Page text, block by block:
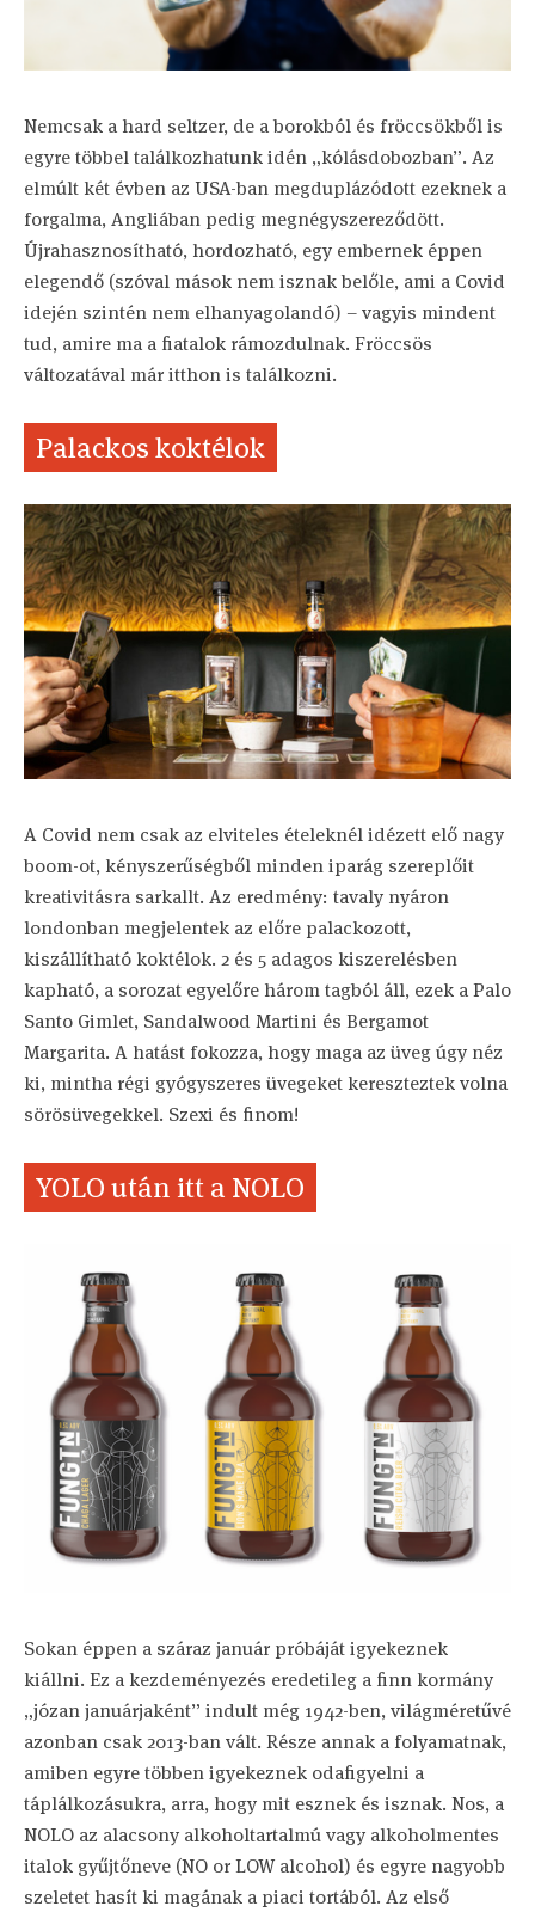
Nemcsak a hard seltzer, de a borokból és fröccsökből is
egyre többel találkozhatunk idén „kólásdobozban”. Az
elmúlt két évben az USA-ban megduplázódott ezeknek a
forgalma, Angliában pedig megnégyszereződött.
Újrahasznosítható, hordozható, egy embernek éppen
elegendő (szóval mások nem isznak belőle, ami a Covid
idején szintén nem elhanyagolandó) – vagyis mindent
tud, amire ma a fiatalok rámozdulnak. Fröccsös
változatával már itthon is találkozni.
Palackos koktélok
A Covid nem csak az elviteles ételeknél idézett elő nagy
boom-ot, kényszerűségből minden iparág szereplőit
kreativitásra sarkallt. Az eredmény: tavaly nyáron
londonban megjelentek az előre palackozott,
kiszállítható koktélok. 2 és 5 adagos kiszerelésben
kapható, a sorozat egyelőre három tagból áll, ezek a Palo
Santo Gimlet, Sandalwood Martini és Bergamot
Margarita. A hatást fokozza, hogy maga az üveg úgy néz
ki, mintha régi gyógyszeres üvegeket kereszteztek volna
sörösüvegekkel. Szexi és finom!
YOLO után itt a NOLO
Sokan éppen a száraz január próbáját igyekeznek
kiállni. Ez a kezdeményezés eredetileg a finn kormány
„józan januárjaként” indult még 1942-ben, világméretűvé
azonban csak 2013-ban vált. Része annak a folyamatnak,
amiben egyre többen igyekeznek odafigyelni a
táplálkozásukra, arra, hogy mit esznek és isznak. Nos, a
NOLO az alacsony alkoholtartalmú vagy alkoholmentes
italok gyűjtőneve (NO or LOW alcohol) és egyre nagyobb
szeletet hasít ki magának a piaci tortából. Az első